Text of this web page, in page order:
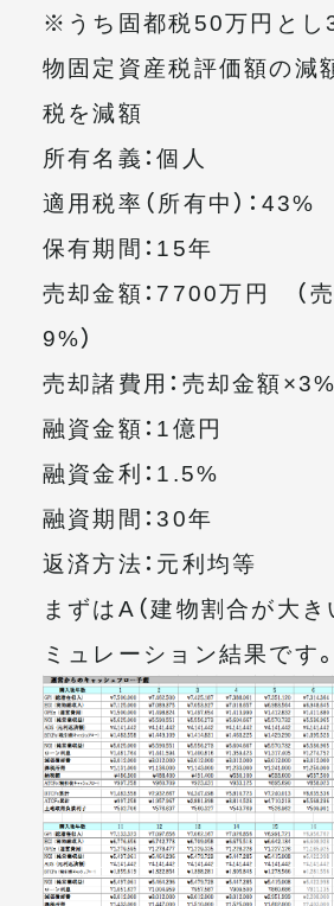
※うち固都税50万円とし
物固定資産税評価額の減
税を減額
所有名義：個人
適用税率（所有中）：43%
保有期間：15年
売却金額：7700万円 （
9%）
売却諸費用：売却金額×3%
融資金額：1億円
融資金利：1.5%
融資期間：30年
返済方法：元利均等
まずはA（建物割合が大き
ミュレーション結果です。